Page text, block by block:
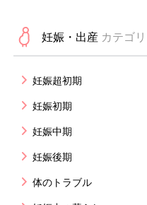
妊娠・出産 カテゴ
妊娠超初期
妊娠初期
妊娠中期
妊娠後期
体のトラブル